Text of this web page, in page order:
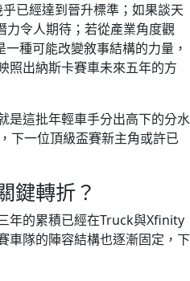
已經達到晉升標準；如果談天
力令人期待；若從產業角度觀
種可能改變敘事結構的力量，
照出納斯卡賽車未來五年的方
是這批年輕車手分出高下的分水
下一位頂級盃賽新主角或許已
鍵轉折？
年的累積已經在Truck與Xfinity
車隊的陣容結構也逐漸固定，下